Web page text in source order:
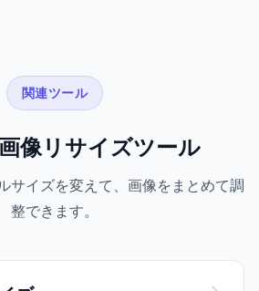
関連ツール
像リサイズツール
サイズを変えて、画像をまとめて調
整できます。